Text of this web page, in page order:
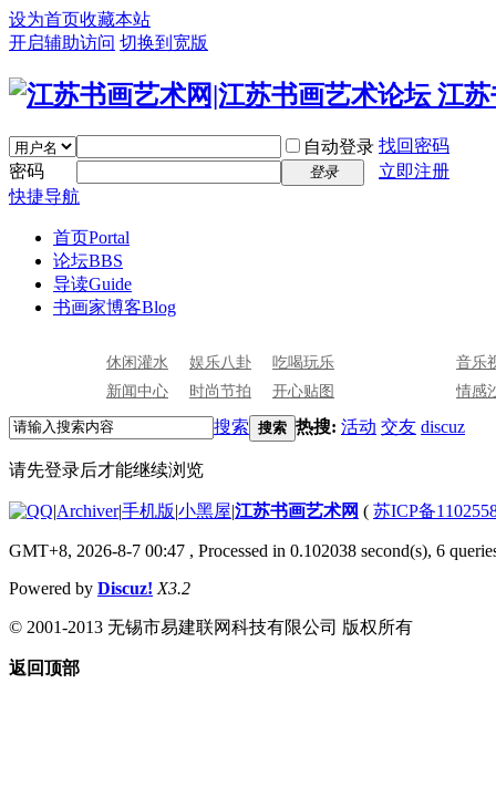
设为首页收藏本站
开启辅助访问 切换到宽版
自动登录 找回密码
密码
登录
立即注册
快捷导航
首页Portal
论坛BBS
导读Guide
书画家博客Blog
休闲灌水 娱乐八卦
吃喝玩乐
新闻中心
时尚节拍 开心贴图
音乐
情感
搜索 搜索 热搜: 活动 交友 discuz
请先登录后才能继续浏览
|Archiver|手机版|小黑屋|江苏书画艺术网 ( 苏ICP备
GMT+8, 2026-8-7 00:47 , Processed in 0.102038 second(s), 6
Powered by Discuz! X3.2
© 2001-2013 无锡市易建联网科技有限公司 版权所有
返回顶部